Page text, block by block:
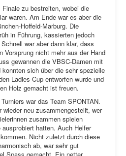
zu bestreiten, wobei die
waren. Am Ende war es aber die
Hoffeld-Marburg. Die
in Führung, kassierten jedoch
war aber dann klar, dass
Vorsprung nicht mehr aus der Hand
gewannen die VBSC-Damen mit
sich über die sehr spezielle
Ladies-Cup entworfen wurde und
Holz gemacht ist freuen.
war das Team SPONTAN.
wieder neu zusammengestellt, wer
zusammen spielen
hatten. Auch Helfer
Nicht zuletzt durch diese
ab, war sehr gut